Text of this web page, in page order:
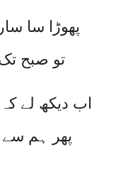
پھوڑا سا
تو صبح تک
اب دیکھ لے
پھر ہم سے